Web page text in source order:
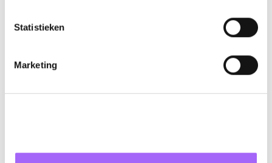
Statistieken
Marketing
stellen
Contactpersoon
Brent Bornauw